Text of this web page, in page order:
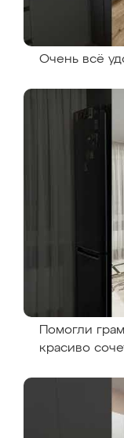
Очень всё
Помогли
красиво